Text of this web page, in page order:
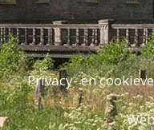
Privacy- en